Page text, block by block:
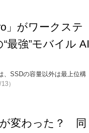
」がワークステ
強”モバイル AI
、SSDの容量以外は最上位構
）
が変わった？ 同